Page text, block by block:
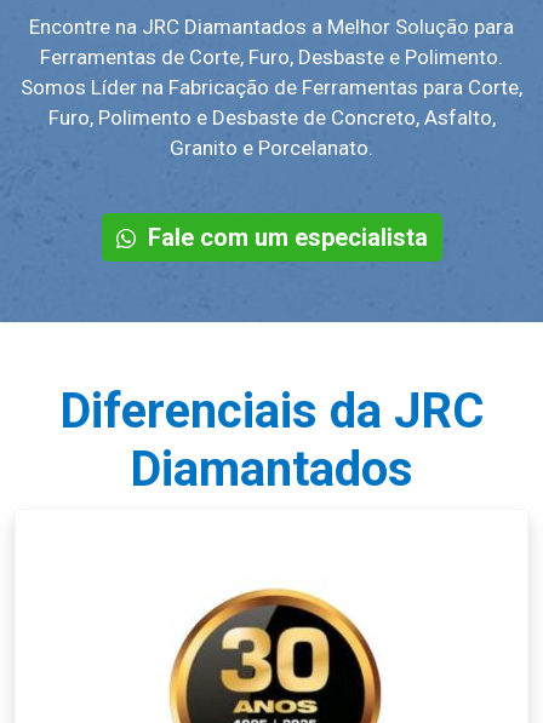
Encontre na JRC Diamantados a Melhor Solução para
Ferramentas de Corte, Furo, Desbaste e Polimento.
Somos Líder na Fabricação de Ferramentas para Corte,
Furo, Polimento e Desbaste de Concreto, Asfalto,
Granito e Porcelanato.
Fale com um especialista
Diferenciais da JRC
Diamantados